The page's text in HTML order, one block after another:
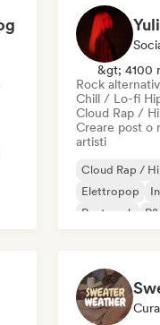
&gt; 4100
Rock
Chill / Lo-fi
Cloud Rap /
Creare post o
artisti
Cloud Rap /
Elettropop
Post punk